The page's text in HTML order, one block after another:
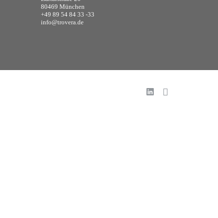
80469 München
+49 89 54 84 33 -33
info@trovera.de
Linked